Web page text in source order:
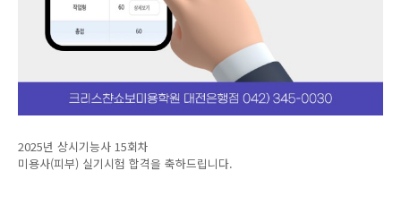
2025년 상시기능사 15회차
미용사(피부) 실기시험 합격을 축하드립니다.